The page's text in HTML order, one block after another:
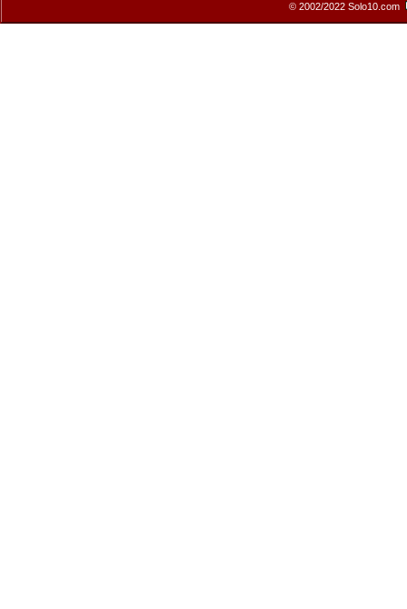
© 2002/2022 Solo10.com